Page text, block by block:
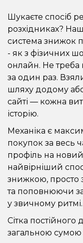
Чаші для кальяну
Аксесуари для
Електронні
Комплектуючі
Рідини для
Уцінка
Шукаєте спосіб
розхідниках?
система знижок
- як з фізичних
онлайн. Не треба
за один раз.
шляху додому
сайті — кожна
історію.
Механіка є
покупок за весь
профіль на
найвірніший
знижкою, просто
та поповнюючи
у звичному ритмі.
Сітка постійного
загальною сумою